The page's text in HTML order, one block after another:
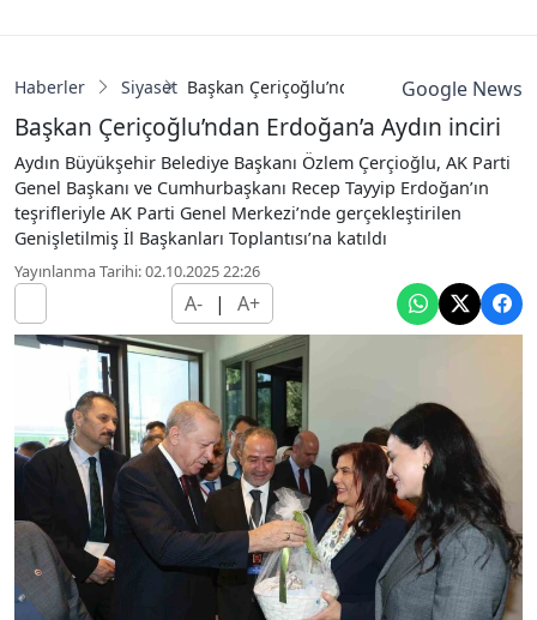
Haberler Siyaset Başkan Çeriçoğlu’ndan Erdoğan’a Aydın
Google News
Başkan Çeriçoğlu’ndan Erdoğan’a Aydın inciri
Aydın Büyükşehir Belediye Başkanı Özlem Çerçioğlu, AK Parti
Genel Başkanı ve Cumhurbaşkanı Recep Tayyip Erdoğan’ın
teşrifleriyle AK Parti Genel Merkezi’nde gerçekleştirilen
Genişletilmiş İl Başkanları Toplantısı’na katıldı
Yayınlanma Tarihi: 02.10.2025 22:26
A- | A+